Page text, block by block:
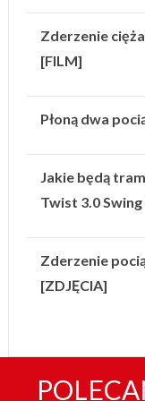
Zderzenie
[FILM]
Płoną dwa
Jakie będą
Twist 3.0 Swing
Zderzenie
[ZDJĘCIA]